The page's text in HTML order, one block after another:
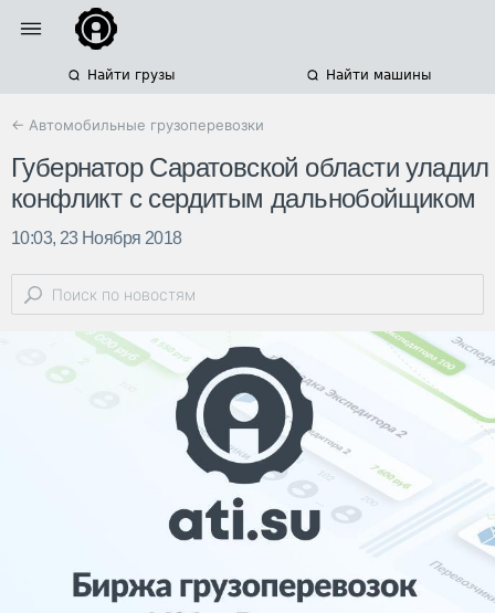
Найти грузы Найти машины
← Автомобильные грузоперевозки
Губернатор Саратовской области уладил
конфликт с сердитым дальнобойщиком
10:03, 23 Ноября 2018